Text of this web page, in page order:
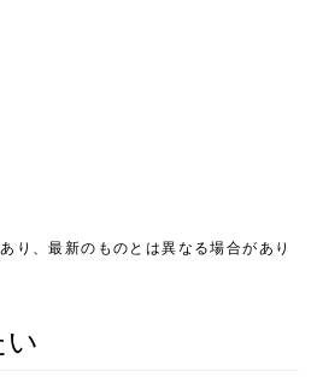
り、最新のものとは異なる場合があり